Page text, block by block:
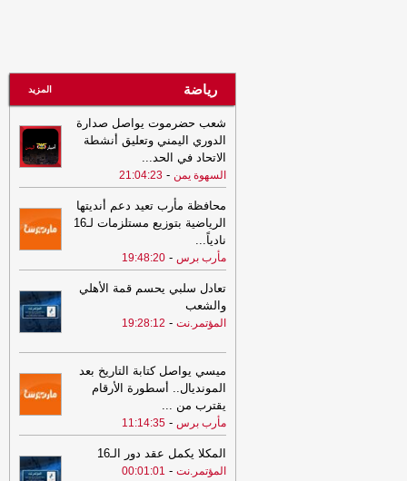
رياضة المزيد
شعب حضرموت يواصل صدارة
الدوري اليمني وتعليق أنشطة
الاتحاد في الحد...
السهوة يمن -
21:04:23
محافظة مأرب تعيد دعم أنديتها
الرياضية بتوزيع مستلزمات لـ16
نادياً...
مأرب برس -
19:48:20
تعادل سلبي يحسم قمة الأهلي
والشعب
المؤتمر.نت -
19:28:12
ميسي يواصل كتابة التاريخ بعد
المونديال.. أسطورة الأرقام
يقترب من ...
مأرب برس -
11:14:35
المكلا يكمل عقد دور الـ16
المؤتمر.نت -
00:01:01